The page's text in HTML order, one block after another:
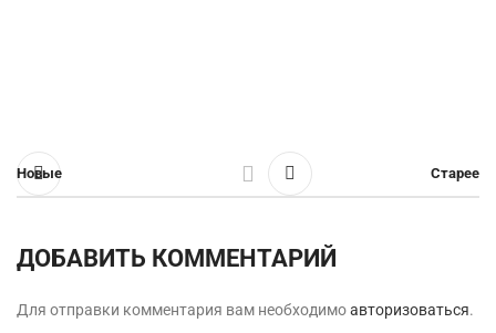
Новые Старее
ДОБАВИТЬ КОММЕНТАРИЙ
Для отправки комментария вам необходимоавторизоваться.